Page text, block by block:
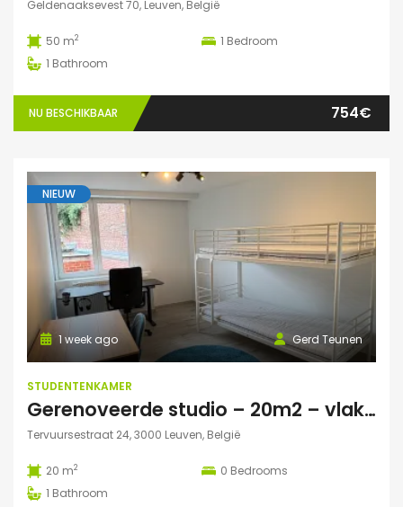
Geldenaaksevest 70, Leuven, België
50 m2 1 Bedroom
1 Bathroom
NU BESCHIKBAAR 754€
NIEUW
Gerd Teunen
1 week ago
STUDENTENKAMER
Gerenoveerde studio – 20m2 – vlakbij campus Gasthuisberg
Tervuursestraat 24, 3000 Leuven, België
20 m2 0 Bedrooms
1 Bathroom